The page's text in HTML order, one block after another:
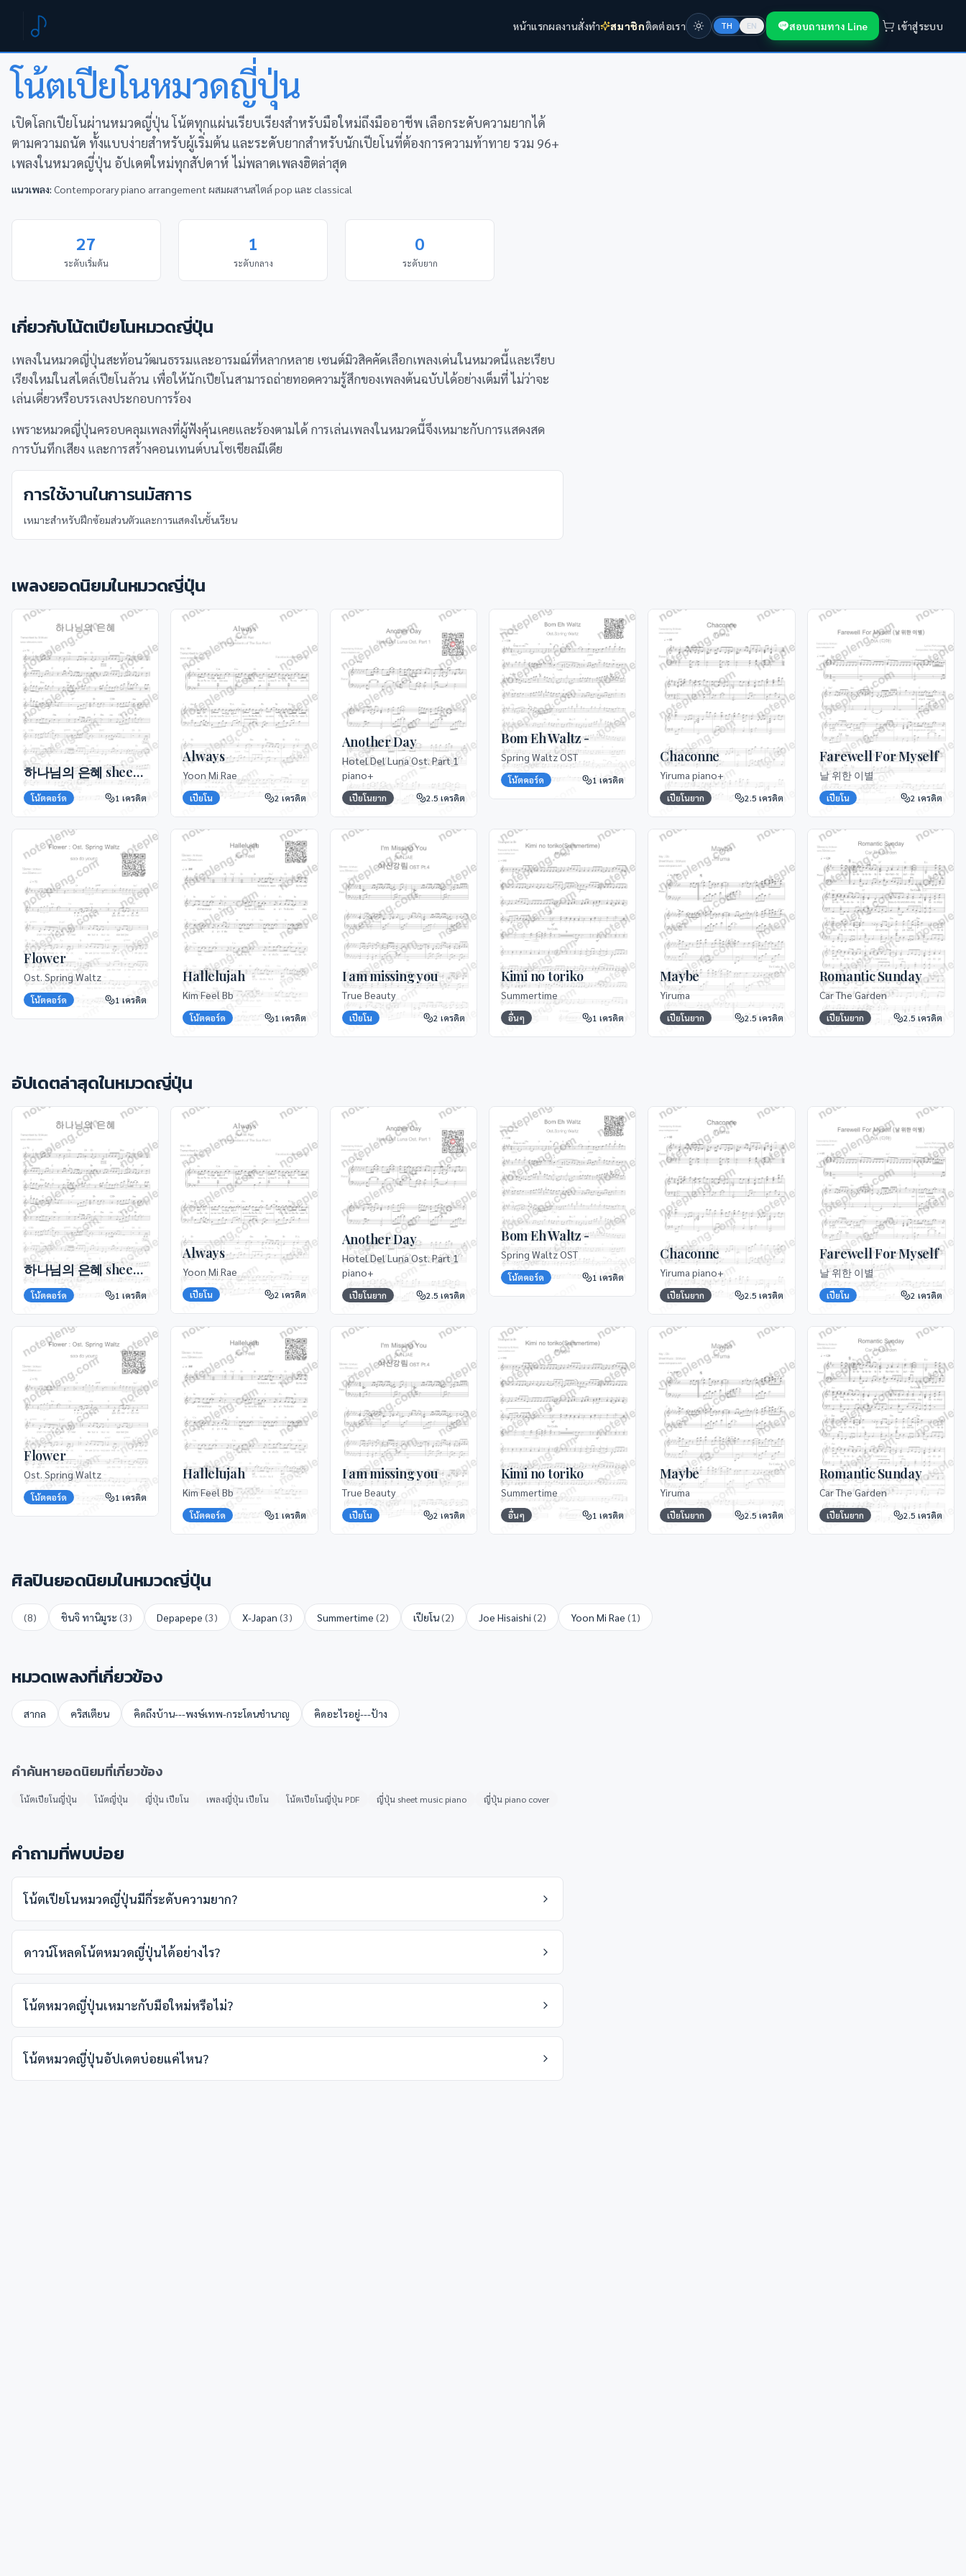
หน้าแรกผลงานสั่งทำ สมาชิกติดต่อเรา TH EN สอบถามทาง Line
เข้าสู่ระบบ
โน้ตเปียโนหมวดญี่ปุ่น
เปิดโลกเปียโนผ่านหมวดญี่ปุ่น โน้ตทุกแผ่นเรียบเรียงสำหรับมือใหม่ถึงมืออาชีพ เลือกระดับความยากได้
ตามความถนัด ทั้งแบบง่ายสำหรับผู้เริ่มต้น และระดับยากสำหรับนักเปียโนที่ต้องการความท้าทาย รวม 96+
เพลงในหมวดญี่ปุ่น อัปเดตใหม่ทุกสัปดาห์ ไม่พลาดเพลงฮิตล่าสุด
แนวเพลง: Contemporary piano arrangement ผสมผสานสไตล์ pop และ classical
27
ระดับเริ่มต้น
1
ระดับกลาง
0
ระดับยาก
เกี่ยวกับโน้ตเปียโนหมวดญี่ปุ่น
เพลงในหมวดญี่ปุ่นสะท้อนวัฒนธรรมและอารมณ์ที่หลากหลาย เซนต์มิวสิคคัดเลือกเพลงเด่นในหมวดนี้และเรียบ
เรียงใหม่ในสไตล์เปียโนล้วน เพื่อให้นักเปียโนสามารถถ่ายทอดความรู้สึกของเพลงต้นฉบับได้อย่างเต็มที่ ไม่ว่าจะ
เล่นเดี่ยวหรือบรรเลงประกอบการร้อง
เพราะหมวดญี่ปุ่นครอบคลุมเพลงที่ผู้ฟังคุ้นเคยและร้องตามได้ การเล่นเพลงในหมวดนี้จึงเหมาะกับการแสดงสด
การบันทึกเสียง และการสร้างคอนเทนต์บนโซเชียลมีเดีย
การใช้งานในการนมัสการ
เหมาะสำหรับฝึกซ้อมส่วนตัวและการแสดงในชั้นเรียน
เพลงยอดนิยมในหมวดญี่ปุ่น
하나님의 은혜 sheet music
โน้ตคอร์ด 1 เครดิต
Always
Yoon Mi Rae
เปียโน 2 เครดิต
Another Day
Hotel Del Luna Ost. Part 1
piano+
เปียโนยาก 2.5 เครดิต
Bom Eh Waltz -
Spring Waltz OST
โน้ตคอร์ด 1 เครดิต
Chaconne
Yiruma piano+
เปียโนยาก 2.5 เครดิต
Farewell For Myself
날 위한 이별
เปียโน 2 เครดิต
Flower
Ost. Spring Waltz
โน้ตคอร์ด 1 เครดิต
Hallelujah
Kim Feel Bb
โน้ตคอร์ด 1เครดิต
I am missing you
True Beauty
เปียโน 2 เครดิต
Kimi no toriko
Summertime
อื่นๆ 1 เครดิต
Maybe
Yiruma
เปียโนยาก 2.5เครดิต
Romantic Sunday
Car The Garden
เปียโนยาก 2.5เครดิต
อัปเดตล่าสุดในหมวดญี่ปุ่น
하나님의 은혜 sheet music
โน้ตคอร์ด 1 เครดิต
Always
Yoon Mi Rae
เปียโน 2 เครดิต
Another Day
Hotel Del Luna Ost. Part 1
piano+
เปียโนยาก 2.5 เครดิต
Bom Eh Waltz -
Spring Waltz OST
โน้ตคอร์ด 1 เครดิต
Chaconne
Yiruma piano+
เปียโนยาก 2.5 เครดิต
Farewell For Myself
날 위한 이별
เปียโน 2 เครดิต
Flower
Ost. Spring Waltz
โน้ตคอร์ด 1 เครดิต
Hallelujah
Kim Feel Bb
โน้ตคอร์ด 1เครดิต
I am missing you
True Beauty
เปียโน 2 เครดิต
Kimi no toriko
Summertime
อื่นๆ 1 เครดิต
Maybe
Yiruma
เปียโนยาก 2.5เครดิต
Romantic Sunday
Car The Garden
เปียโนยาก 2.5เครดิต
ศิลปินยอดนิยมในหมวดญี่ปุ่น
(8) ชินจิ ทานิมูระ (3) Depapepe (3) X-Japan (3) Summertime (2) เปียโน(2) Joe Hisaishi (2) Yoon Mi Rae (1 )
หมวดเพลงที่เกี่ยวข้อง
สากล คริสเตียน คิดถึงบ้าน---พงษ์เทพ-กระโดนชำนาญ คิดอะไรอยู่---ป้าง
คำค้นหายอดนิยมที่เกี่ยวข้อง
โน้ตเปียโนญี่ปุ่น โน้ตญี่ปุ่น ญี่ปุ่น เปียโน เพลงญี่ปุ่น เปียโน โน้ตเปียโนญี่ปุ่น PDF ญี่ปุ่น sheet music piano ญี่ปุ่น piano cover
คำถามที่พบบ่อย
โน้ตเปียโนหมวดญี่ปุ่นมีกี่ระดับความยาก?
ดาวน์โหลดโน้ตหมวดญี่ปุ่นได้อย่างไร?
โน้ตหมวดญี่ปุ่นเหมาะกับมือใหม่หรือไม่?
โน้ตหมวดญี่ปุ่นอัปเดตบ่อยแค่ไหน?